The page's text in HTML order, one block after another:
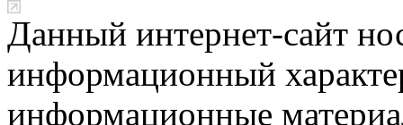
Данный интернет-сайт
информационный
информационные